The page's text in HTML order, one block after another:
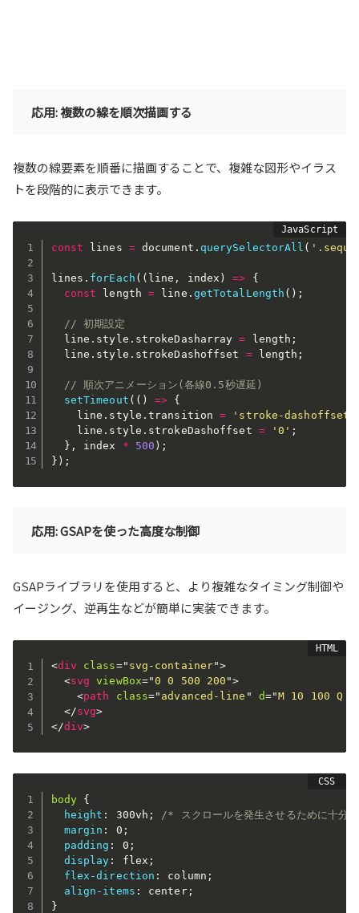
応用: 複数の線を順次描画する
複数の線要素を順番に描画することで、複雑な図形やイラス
トを段階的に表示できます。
const lines = document . querySelectorAll (
lines . forEach ( ( line , index ) =>
{
const length = line . getTotalLength ( ) ;
// 初期設定
  line
. style . strokeDasharray = length ;
  line
. style . strokeDashoffset = length ;
// 順次アニメーション(各線0.5秒遅延)
setTimeout ( ( ) => {
    line
. style .transition =
'stroke-dashoffset
    line
. style . strokeDashoffset = '0' ;
} , index * 500 ) ;
} ) ;
応用: GSAPを使った高度な制御
GSAPライブラリを使用すると、より複雑なタイミング制御や
イージング、逆再生などが簡単に実装できます。
<div class=" svg-container">
<svg viewBox="0 0 500 200 ">
<path class=" advanced-line " d="M 10 100 Q
</svg>
</div>
body
{
height : 300vh ;
/* スクロールを発生させるために十分
margin : 0 ;
padding : 0 ;
display : flex ;
flex-direction : column ;
align-items : center;
}